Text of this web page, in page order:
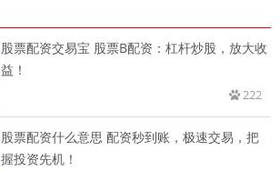
股票配资交易宝 股票B配资：杠杆炒股，放大收
益！
222
股票配资什么意思 配资秒到账，极速交易，把
握投资先机！